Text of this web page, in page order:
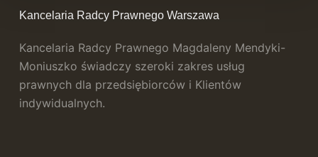
Kancelaria Radcy Prawnego Warszawa
Kancelaria Radcy Prawnego Magdaleny Mendyki-
Moniuszko świadczy szeroki zakres usług
prawnych dla przedsiębiorców i Klientów
indywidualnych.